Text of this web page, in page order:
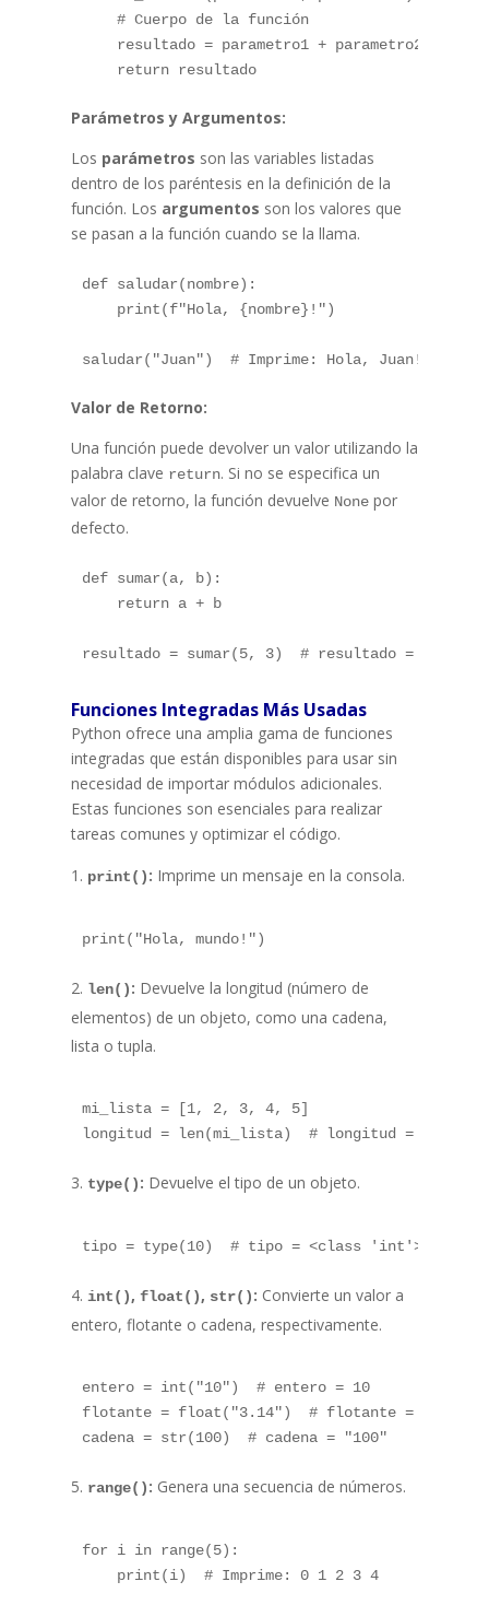
    # Cuerpo de la función
    resultado = parametro1 + parametro2
    return resultado
Parámetros y Argumentos:
Los parámetros son las variables listadas
dentro de los paréntesis en la definición de la
función. Los argumentos son los valores que
se pasan a la función cuando se la llama.
def saludar(nombre):
    print(f"Hola, {nombre}!")
Valor de Retorno:
Una función puede devolver un valor utilizando la
palabra clave return. Si no se especifica un
valor de retorno, la función devuelve Nonepor
defecto.
def sumar(a, b):
    return a + b
Funciones Integradas Más Usadas
Python ofrece una amplia gama de funciones
integradas que están disponibles para usar sin
necesidad de importar módulos adicionales.
Estas funciones son esenciales para realizar
tareas comunes y optimizar el código.
print(): Imprime un mensaje en la consola.
len(): Devuelve la longitud (número de
elementos) de un objeto, como una cadena,
lista o tupla.
mi_lista = [1, 2, 3, 4, 5]
type(): Devuelve el tipo de un objeto.
int(), float(), str(): Convierte un valor a
entero, flotante o cadena, respectivamente.
entero = int("10")  # entero = 10
flotante = float("3.14")  # flotante = 3.14
range(): Genera una secuencia de números.
for i in range(5):
    print(i)  # Imprime: 0 1 2 3 4